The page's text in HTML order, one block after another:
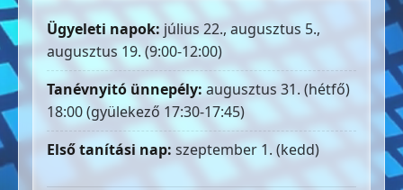
Ügyeleti napok: július 22., augusztus 5.,
augusztus 19. (9:00-12:00)
Tanévnyitó ünnepély: augusztus 31. (hétfő)
18:00 (gyülekező 17:30-17:45)
Első tanítási nap: szeptember 1. (kedd)